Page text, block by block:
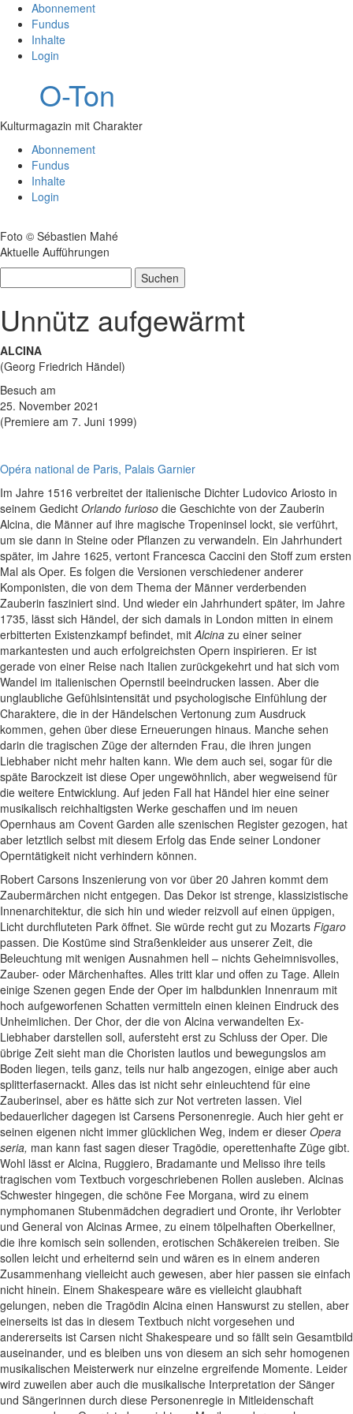
Abonnement
Fundus
Inhalte
Login
O-Ton
Kulturmagazin mit Charakter
Abonnement
Fundus
Inhalte
Login
Foto © Sébastien Mahé
Aktuelle Aufführungen
nach:
Unnütz aufgewärmt
ALCINA
(Georg Friedrich Händel)
Besuch am
25. November 2021
(Premiere am 7. Juni 1999)
Opéra national de Paris, Palais Garnier
Im Jahre 1516 verbreitet der italienische Dichter Ludovico Ariosto in
seinem Gedicht Orlando furioso die Geschichte von der Zauberin
Alcina, die Männer auf ihre magische Tropeninsel lockt, sie verführt,
um sie dann in Steine oder Pflanzen zu verwandeln. Ein Jahrhundert
später, im Jahre 1625, vertont Francesca Caccini den Stoff zum ersten
Mal als Oper. Es folgen die Versionen verschiedener anderer
Komponisten, die von dem Thema der Männer verderbenden
Zauberin fasziniert sind. Und wieder ein Jahrhundert später, im Jahre
1735, lässt sich Händel, der sich damals in London mitten in einem
erbitterten Existenzkampf befindet, mitAlcina zu einer seiner
markantesten und auch erfolgreichsten Opern inspirieren. Er ist
gerade von einer Reise nach Italien zurückgekehrt und hat sich vom
Wandel im italienischen Opernstil beeindrucken lassen. Aber die
unglaubliche Gefühlsintensität und psychologische Einfühlung der
Charaktere, die in der Händelschen Vertonung zum Ausdruck
kommen, gehen über diese Erneuerungen hinaus. Manche sehen
darin die tragischen Züge der alternden Frau, die ihren jungen
Liebhaber nicht mehr halten kann. Wie dem auch sei, sogar für die
späte Barockzeit ist diese Oper ungewöhnlich, aber wegweisend für
die weitere Entwicklung. Auf jeden Fall hat Händel hier eine seiner
musikalisch reichhaltigsten Werke geschaffen und im neuen
Opernhaus am Covent Garden alle szenischen Register gezogen, hat
aber letztlich selbst mit diesem Erfolg das Ende seiner Londoner
Operntätigkeit nicht verhindern können.
Robert Carsons Inszenierung von vor über 20 Jahren kommt dem
Zaubermärchen nicht entgegen. Das Dekor ist strenge, klassizistische
Innenarchitektur, die sich hin und wieder reizvoll auf einen üppigen,
Licht durchfluteten Park öffnet. Sie würde recht gut zu Mozarts Figaro
passen. Die Kostüme sind Straßenkleider aus unserer Zeit, die
Beleuchtung mit wenigen Ausnahmen hell – nichts Geheimnisvolles,
Zauber- oder Märchenhaftes. Alles tritt klar und offen zu Tage. Allein
einige Szenen gegen Ende der Oper im halbdunklen Innenraum mit
hoch aufgeworfenen Schatten vermitteln einen kleinen Eindruck des
Unheimlichen. Der Chor, der die von Alcina verwandelten Ex-
Liebhaber darstellen soll, aufersteht erst zu Schluss der Oper. Die
übrige Zeit sieht man die Choristen lautlos und bewegungslos am
Boden liegen, teils ganz, teils nur halb angezogen, einige aber auch
splitterfasernackt. Alles das ist nicht sehr einleuchtend für eine
Zauberinsel, aber es hätte sich zur Not vertreten lassen. Viel
bedauerlicher dagegen ist Carsens Personenregie. Auch hier geht er
seinen eigenen nicht immer glücklichen Weg, indem er dieser Opera
seria, man kann fast sagen dieser Tragödie, operettenhafte Züge gibt.
Wohl lässt er Alcina, Ruggiero, Bradamante und Melisso ihre teils
tragischen vom Textbuch vorgeschriebenen Rollen ausleben. Alcinas
Schwester hingegen, die schöne Fee Morgana, wird zu einem
nymphomanen Stubenmädchen degradiert und Oronte, ihr Verlobter
und General von Alcinas Armee, zu einem tölpelhaften Oberkellner,
die ihre komisch sein sollenden, erotischen Schäkereien treiben. Sie
sollen leicht und erheiternd sein und wären es in einem anderen
Zusammenhang vielleicht auch gewesen, aber hier passen sie einfach
nicht hinein. Einem Shakespeare wäre es vielleicht glaubhaft
gelungen, neben die Tragödin Alcina einen Hanswurst zu stellen, aber
einerseits ist das in diesem Textbuch nicht vorgesehen und
andererseits ist Carsen nicht Shakespeare und so fällt sein Gesamtbild
auseinander, und es bleiben uns von diesem an sich sehr homogenen
musikalischen Meisterwerk nur einzelne ergreifende Momente. Leider
wird zuweilen aber auch die musikalische Interpretation der Sänger
und Sängerinnen durch diese Personenregie in Mitleidenschaft